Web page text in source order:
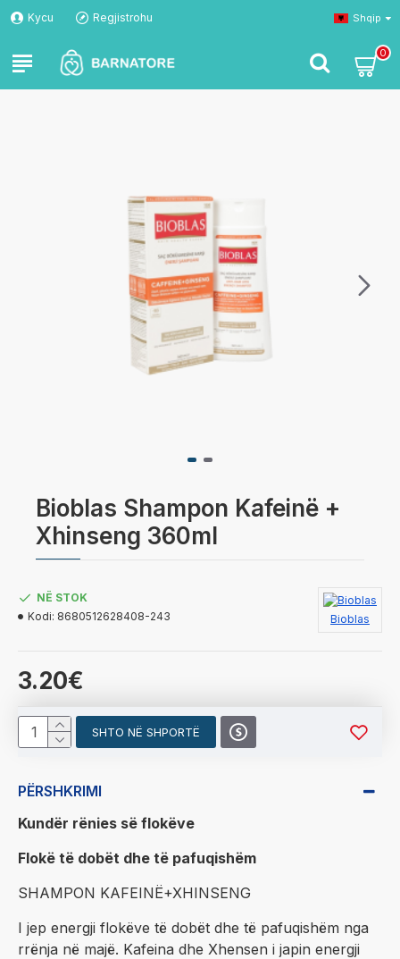
Kycu Regjistrohu Shqip
0
Bioblas Shampon Kafeinë +
Xhinseng 360ml
3.20€
NË STOK
Kodi: 8680512628408-243 Bioblas
SHTO NË SHPORTË
PËRSHKRIMI
Kundër rënies së flokëve
Flokë të dobët dhe të pafuqishëm
SHAMPON KAFEINË+XHINSENG
I jep energji flokëve të dobët dhe të pafuqishëm nga
rrënja në majë. Kafeina dhe Xhensen i japin energji